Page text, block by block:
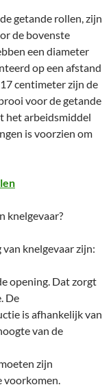
getande rollen, zijn
de bovenste
een diameter
op een afstand
centimeter zijn de
voor de getande
het arbeidsmiddel
is voorzien om
knelgevaar?
knelgevaar zijn:
opening. Dat zorgt
De
is afhankelijk van
van de
zijn
voorkomen.